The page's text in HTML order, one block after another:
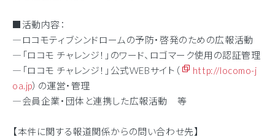
■活動内容：
―ロコモティブシンドロームの予防・啓発のための広報活動
―「ロコモ チャレンジ！」のワード、ロゴマーク使用の認証管理
―「ロコモ チャレンジ！」公式WEBサイト（
http://locomo-j
oa.jp）の運営・管理
―会員企業・団体と連携した広報活動 等
【本件に関する報道関係からの問い合わせ先】